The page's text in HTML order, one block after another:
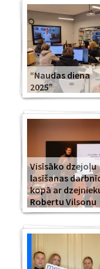
“Naudas diena
2025”
Visīsāko dzejoļu
lasīšanas
kopā ar
Robertu Vilsonu